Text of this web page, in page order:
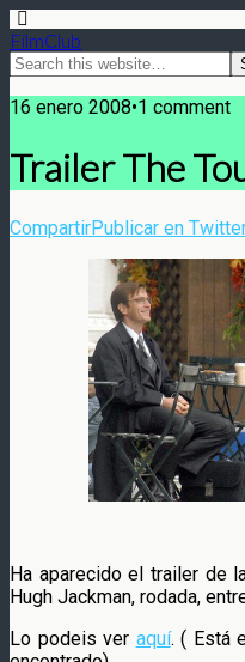
FilmClub
16 enero 2008•1 comment
Trailer The
CompartirPublicar en
Ha aparecido el trailer de
Hugh Jackman, rodada,
Lo podeis ver aquí. ( Está